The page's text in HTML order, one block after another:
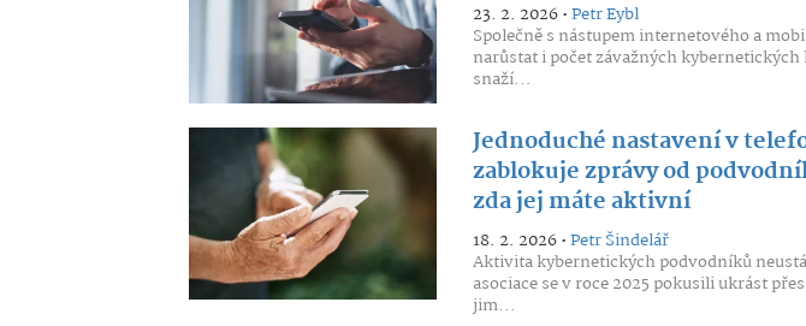
23. 2. 2026 •Petr Eybl
Společně s nástupem internetového a
narůstat i počet závažných
snaží...
Jednoduché nastavení v
zablokuje zprávy od
zda jej máte aktivní
18. 2. 2026 •Petr Šindelář
Aktivita kybernetických podvodníků
asociace se v roce 2025 pokusili ukrást
jim...